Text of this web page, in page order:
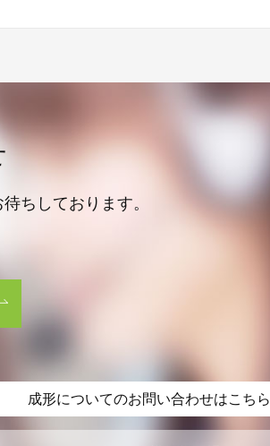
ちしております。
成形についてのお問い合わせはこちら